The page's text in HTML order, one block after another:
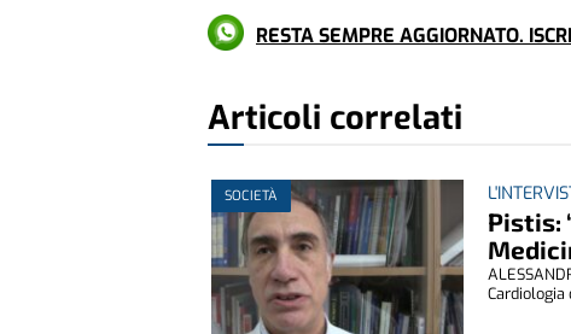
RESTA SEMPRE AGGIORNATO.
Articoli correlati
SOCIETÀ
Pistis:
Cardiologia